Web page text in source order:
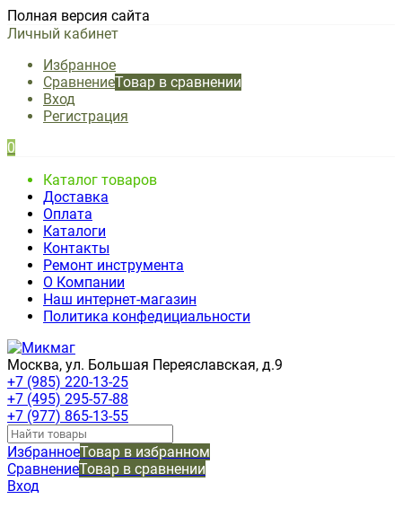
Полная версия сайта
Личный кабинет
Избранное
СравнениеТовар в сравнении
Вход
Регистрация
0
Каталог товаров
Доставка
Оплата
Каталоги
Контакты
Ремонт инструмента
О Компании
Наш интернет-магазин
Политика конфедициальности
Москва, ул. Большая Переяславская, д.9
+7 (985) 220-13-25
+7 (495) 295-57-88
+7 (977) 865-13-55
ИзбранноеТовар в избранном
СравнениеТовар в сравнении
Вход